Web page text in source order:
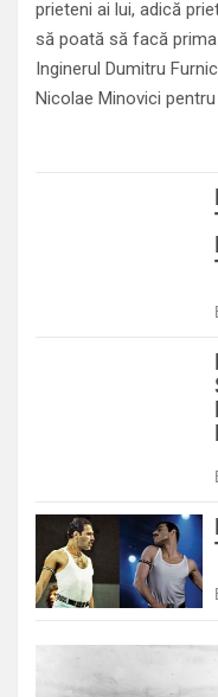
prieteni ai lui, adică
să poată să facă
Inginerul Dumitru
Nicolae Minovici pentru